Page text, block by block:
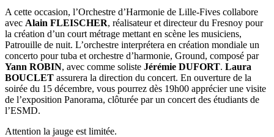
A cette occasion, l’Orchestre d’Harmonie de Lille-Fives collabore
avec Alain FLEISCHER, réalisateur et directeur du Fresnoy pour
la création d’un court métrage mettant en scène les musiciens,
Patrouille de nuit. L’orchestre interprétera en création mondiale un
concerto pour tuba et orchestre d’harmonie, Ground, composé par
Yann ROBIN, avec comme soliste Jérémie DUFORT. Laura
BOUCLET assurera la direction du concert. En ouverture de la
soirée du 15 décembre, vous pourrez dès 19h00 apprécier une visite
de l’exposition Panorama, clôturée par un concert des étudiants de
l’ESMD.
Attention la jauge est limitée.